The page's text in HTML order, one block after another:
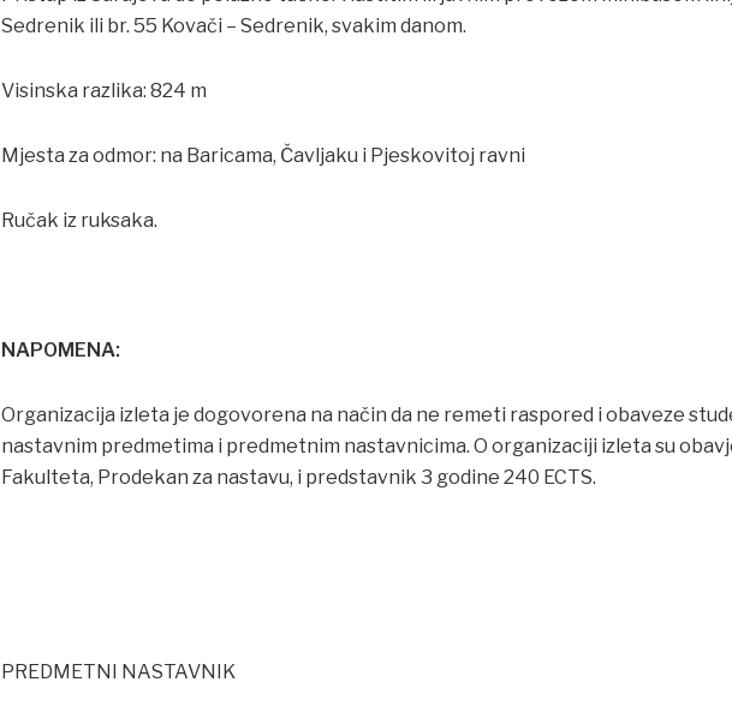
Sedrenik ili br. 55 Kovači – Sedrenik, svakim danom.
Visinska razlika: 824 m
Mjesta za odmor: na Baricama, Čavljaku i Pjeskovitoj ravni
Ručak iz ruksaka.
NAPOMENA:
Organizacija izleta je dogovorena na način da ne remeti raspored i obaveze
nastavnim predmetima i predmetnim nastavnicima. O organizaciji izleta su
Fakulteta, Prodekan za nastavu, i predstavnik 3 godine 240 ECTS.
PREDMETNI NASTAVNIK